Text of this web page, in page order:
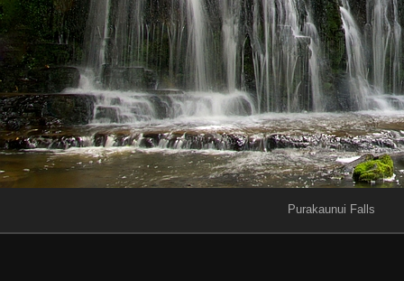
Purakaunui Falls